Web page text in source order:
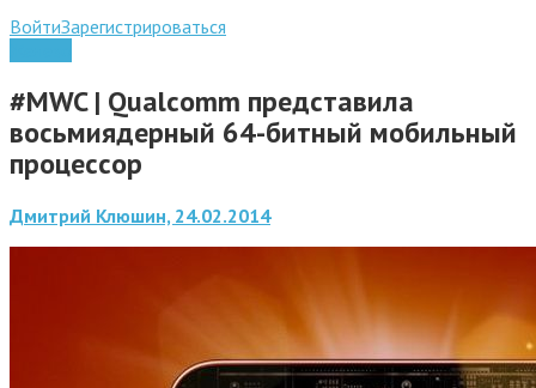
ВойтиЗарегистрироваться
#MWC | Qualcomm представила
восьмиядерный 64-битный мобильный
процессор
Дмитрий Клюшин, 24.02.2014